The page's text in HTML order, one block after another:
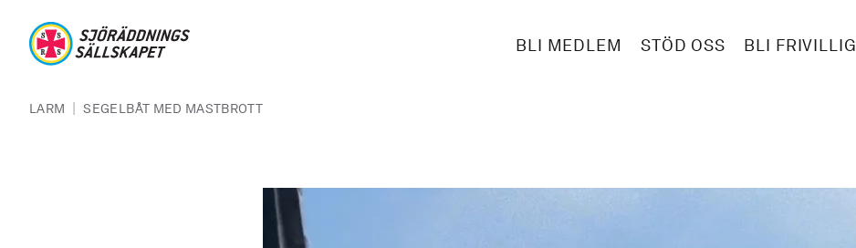
BLI MEDLEM STÖD OSS BLI FRIVILLIG
LARM | SEGELBÅT MED MASTBROTT